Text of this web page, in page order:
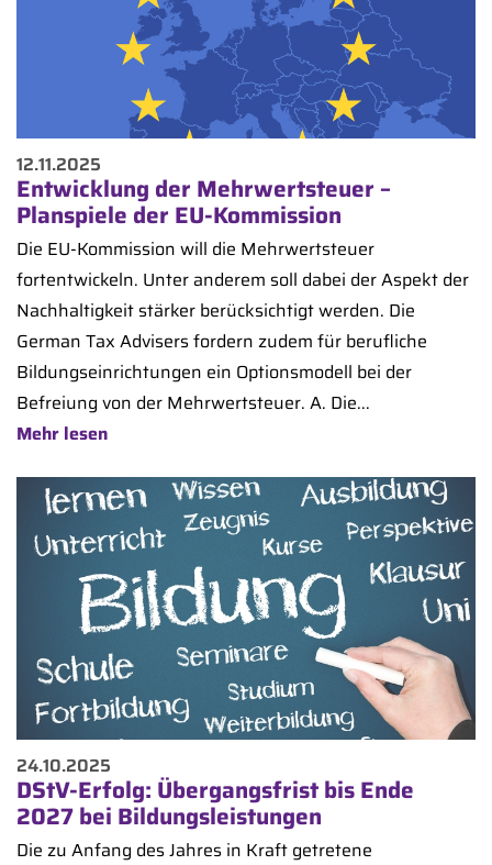
12.11.2025
Entwicklung der Mehrwertsteuer –
Planspiele der EU-Kommission
Die EU-Kommission will die Mehrwertsteuer
fortentwickeln. Unter anderem soll dabei der Aspekt der
Nachhaltigkeit stärker berücksichtigt werden. Die
German Tax Advisers fordern zudem für berufliche
Bildungseinrichtungen ein Optionsmodell bei der
Befreiung von der Mehrwertsteuer. A. Die...
Mehr lesen
24.10.2025
DStV-Erfolg: Übergangsfrist bis Ende
2027 bei Bildungsleistungen
Die zu Anfang des Jahres in Kraft getretene